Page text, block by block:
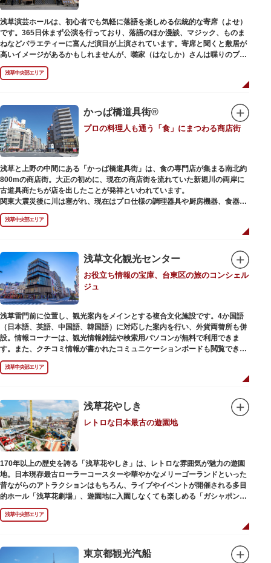
人が祀られています。江戸時代に徳川家光が寄進した社殿は本殿・幣殿と拝
殿の間が渡り廊下で繋がる建築様式。国の重要文化財に指定されています。
また、浅草名所七福神のひとつとしても知られ、恵比須像が祀られていま
す。
浅草演芸ホールは、初心者でも気軽に落語を楽しめる伝統的な寄席（よせ）
です。365日休まず公演を行っており、落語のほか漫談、マジック、ものま
ねなどバラエティーに富んだ演目が上演されています。寄席と聞くと敷居が
高いイメージがあるかもしれませんが、囃家（はなしか）さんは喋りのプ
ロ。すぐに巧みな話芸に引き込まれ、予備知識が無くても楽しめます。
ホール内で飲食できるのも魅力のひとつ。売店でお弁当やお菓子を買ってゆ
っくり番組を楽しんではいかがでしょう。数々の著名な落語家やお笑い芸人
浅草中央部エリア
かっぱ橋道具街®
プロの料理人も通う「食」にまつわる商店街
浅草と上野の中間にある「かっぱ橋道具街」は、食の専門店が集まる南北約
800mの商店街。大正の初めに、現在の商店街を流れていた新堀川の両岸に
古道具商たちが店を出したことが発祥といわれています。
関東大震災後に川は塞がれ、現在はプロ仕様の調理器具や厨房機器、食器、
包材、調理衣装など「食」にまつわる約170軒の専門店が集まる個性的な専
門商店街として賑わいを見せています。もちろん、ほとんどのお店が小売に
も対応。家庭の調理用具を購入したい人や観光客にもおすすめです。食品サ
毎年、道具の日である10月9日前後に開催される「かっぱ橋道具まつり」で
は、各店舗がおすすめ商品や掘り出しものを販売。また、年ごとに異なる
様々な催しものも行われます。
浅草中央部エリア
浅草文化観光センター
お役立ち情報の宝庫、台東区の旅のコンシェル
ジュ
浅草雷門前に位置し、観光案内をメインとする複合文化施設です。4か国語
（日本語、英語、中国語、韓国語）に対応した案内を行い、外貨両替所も併
設。情報コーナーは、観光情報雑誌や検索用パソコンが無料で利用できま
す。また、クチコミ情報が書かれたコミュニケーションボードも閲覧できる
ので、とっておきの旅のヒントを得られるかも。多目的スペースでは、映像
を活用し台東区のみどころやイベント、歴史、文化を紹介。通常、イスが配
仲見世や、隅田川や東京スカイツリーも一望できるビュースポットとなって
います。
浅草の街並みに溶け込む平屋を重ねたようなおしゃれな外観は、日本を代表
する建築家・隈研吾氏によるデザイン。木の温もりあふれる空間は、初めて
日本を訪れる海外ツーリストにも優しい印象を与えています。
浅草中央部エリア
浅草花やしき
レトロな日本最古の遊園地
170年以上の歴史を誇る「浅草花やしき」は、レトロな雰囲気が魅力の遊園
地。日本現存最古ローラーコースターや華やかなメリーゴーランドといった
昔ながらのアトラクションはもちろん、ライブやイベントが開催される多目
的ホール「浅草花劇場」、遊園地に入園しなくても楽しめる「ガシャポンの
デパート浅草花やしき店」も併設され、さまざまな娯楽を楽しめる浅草の
「遊びの場」として親しまれています。
と菊細工を主とした花園（かえん）として誕生しました。明治時代に入ると
浅草中央部エリア
東京都観光汽船